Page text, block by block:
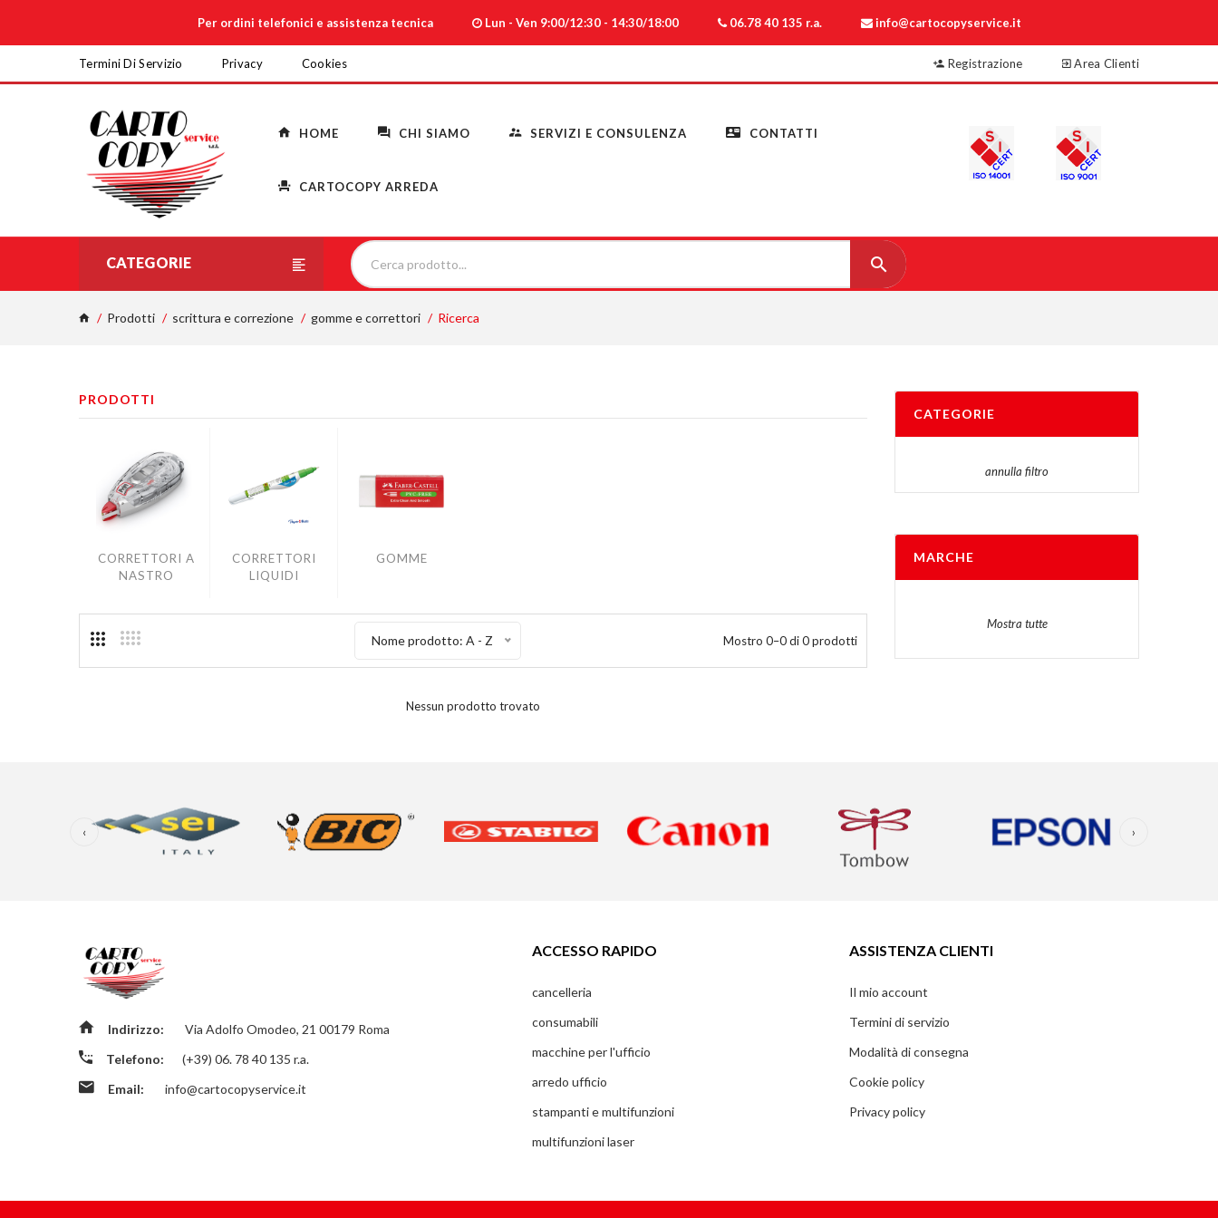
Per ordini telefonici e assistenza tecnica Lun - Ven 9:00/12:30 - 14:30/18:00 06.78 40 135 r.a. info@cartocopyservice.it
Termini Di Servizio Privacy Cookies Registrazione Area Clienti
HOME CHI SIAMO SERVIZI E CONSULENZA CONTATTI
CARTOCOPY ARREDA
CATEGORIE
Prodotti scrittura e correzione gomme e correttori Ricerca
PRODOTTI
CORRETTORI A
NASTRO
CORRETTORI
LIQUIDI
GOMME
Nome prodotto: A - Z Mostro 0–0 di 0 prodotti
Nessun prodotto trovato
CATEGORIE
annulla filtro
MARCHE
Mostra tutte
‹ ›
Indirizzo:
Via Adolfo Omodeo, 21 00179 Roma
Telefono:
(+39) 06. 78 40 135 r.a.
Email:
info@cartocopyservice.it
ACCESSO RAPIDO
cancelleria
consumabili
macchine per l'ufficio
arredo ufficio
stampanti e multifunzioni
multifunzioni laser
ASSISTENZA CLIENTI
Il mio account
Termini di servizio
Modalità di consegna
Cookie policy
Privacy policy